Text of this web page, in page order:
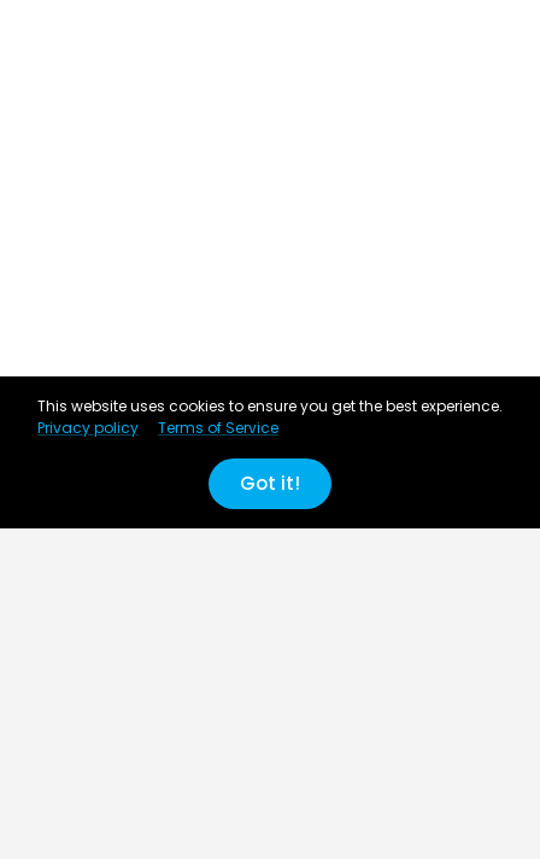
This website uses cookies to ensure you get the best experience.
Privacy policy
Terms of Service
Got it!